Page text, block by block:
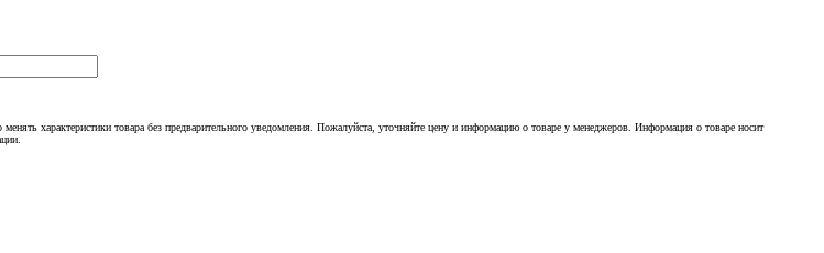
характеристики товара без предварительного уведомления. Пожалуйста, уточняйте цену и информацию о товаре у менеджеров. Информация о товаре носит